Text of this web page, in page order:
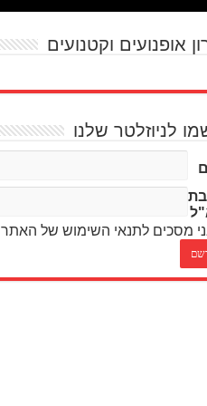
אופנועים וקטנועים
לניוזלטר שלנו
מסכים לתנאי השימוש של האתר